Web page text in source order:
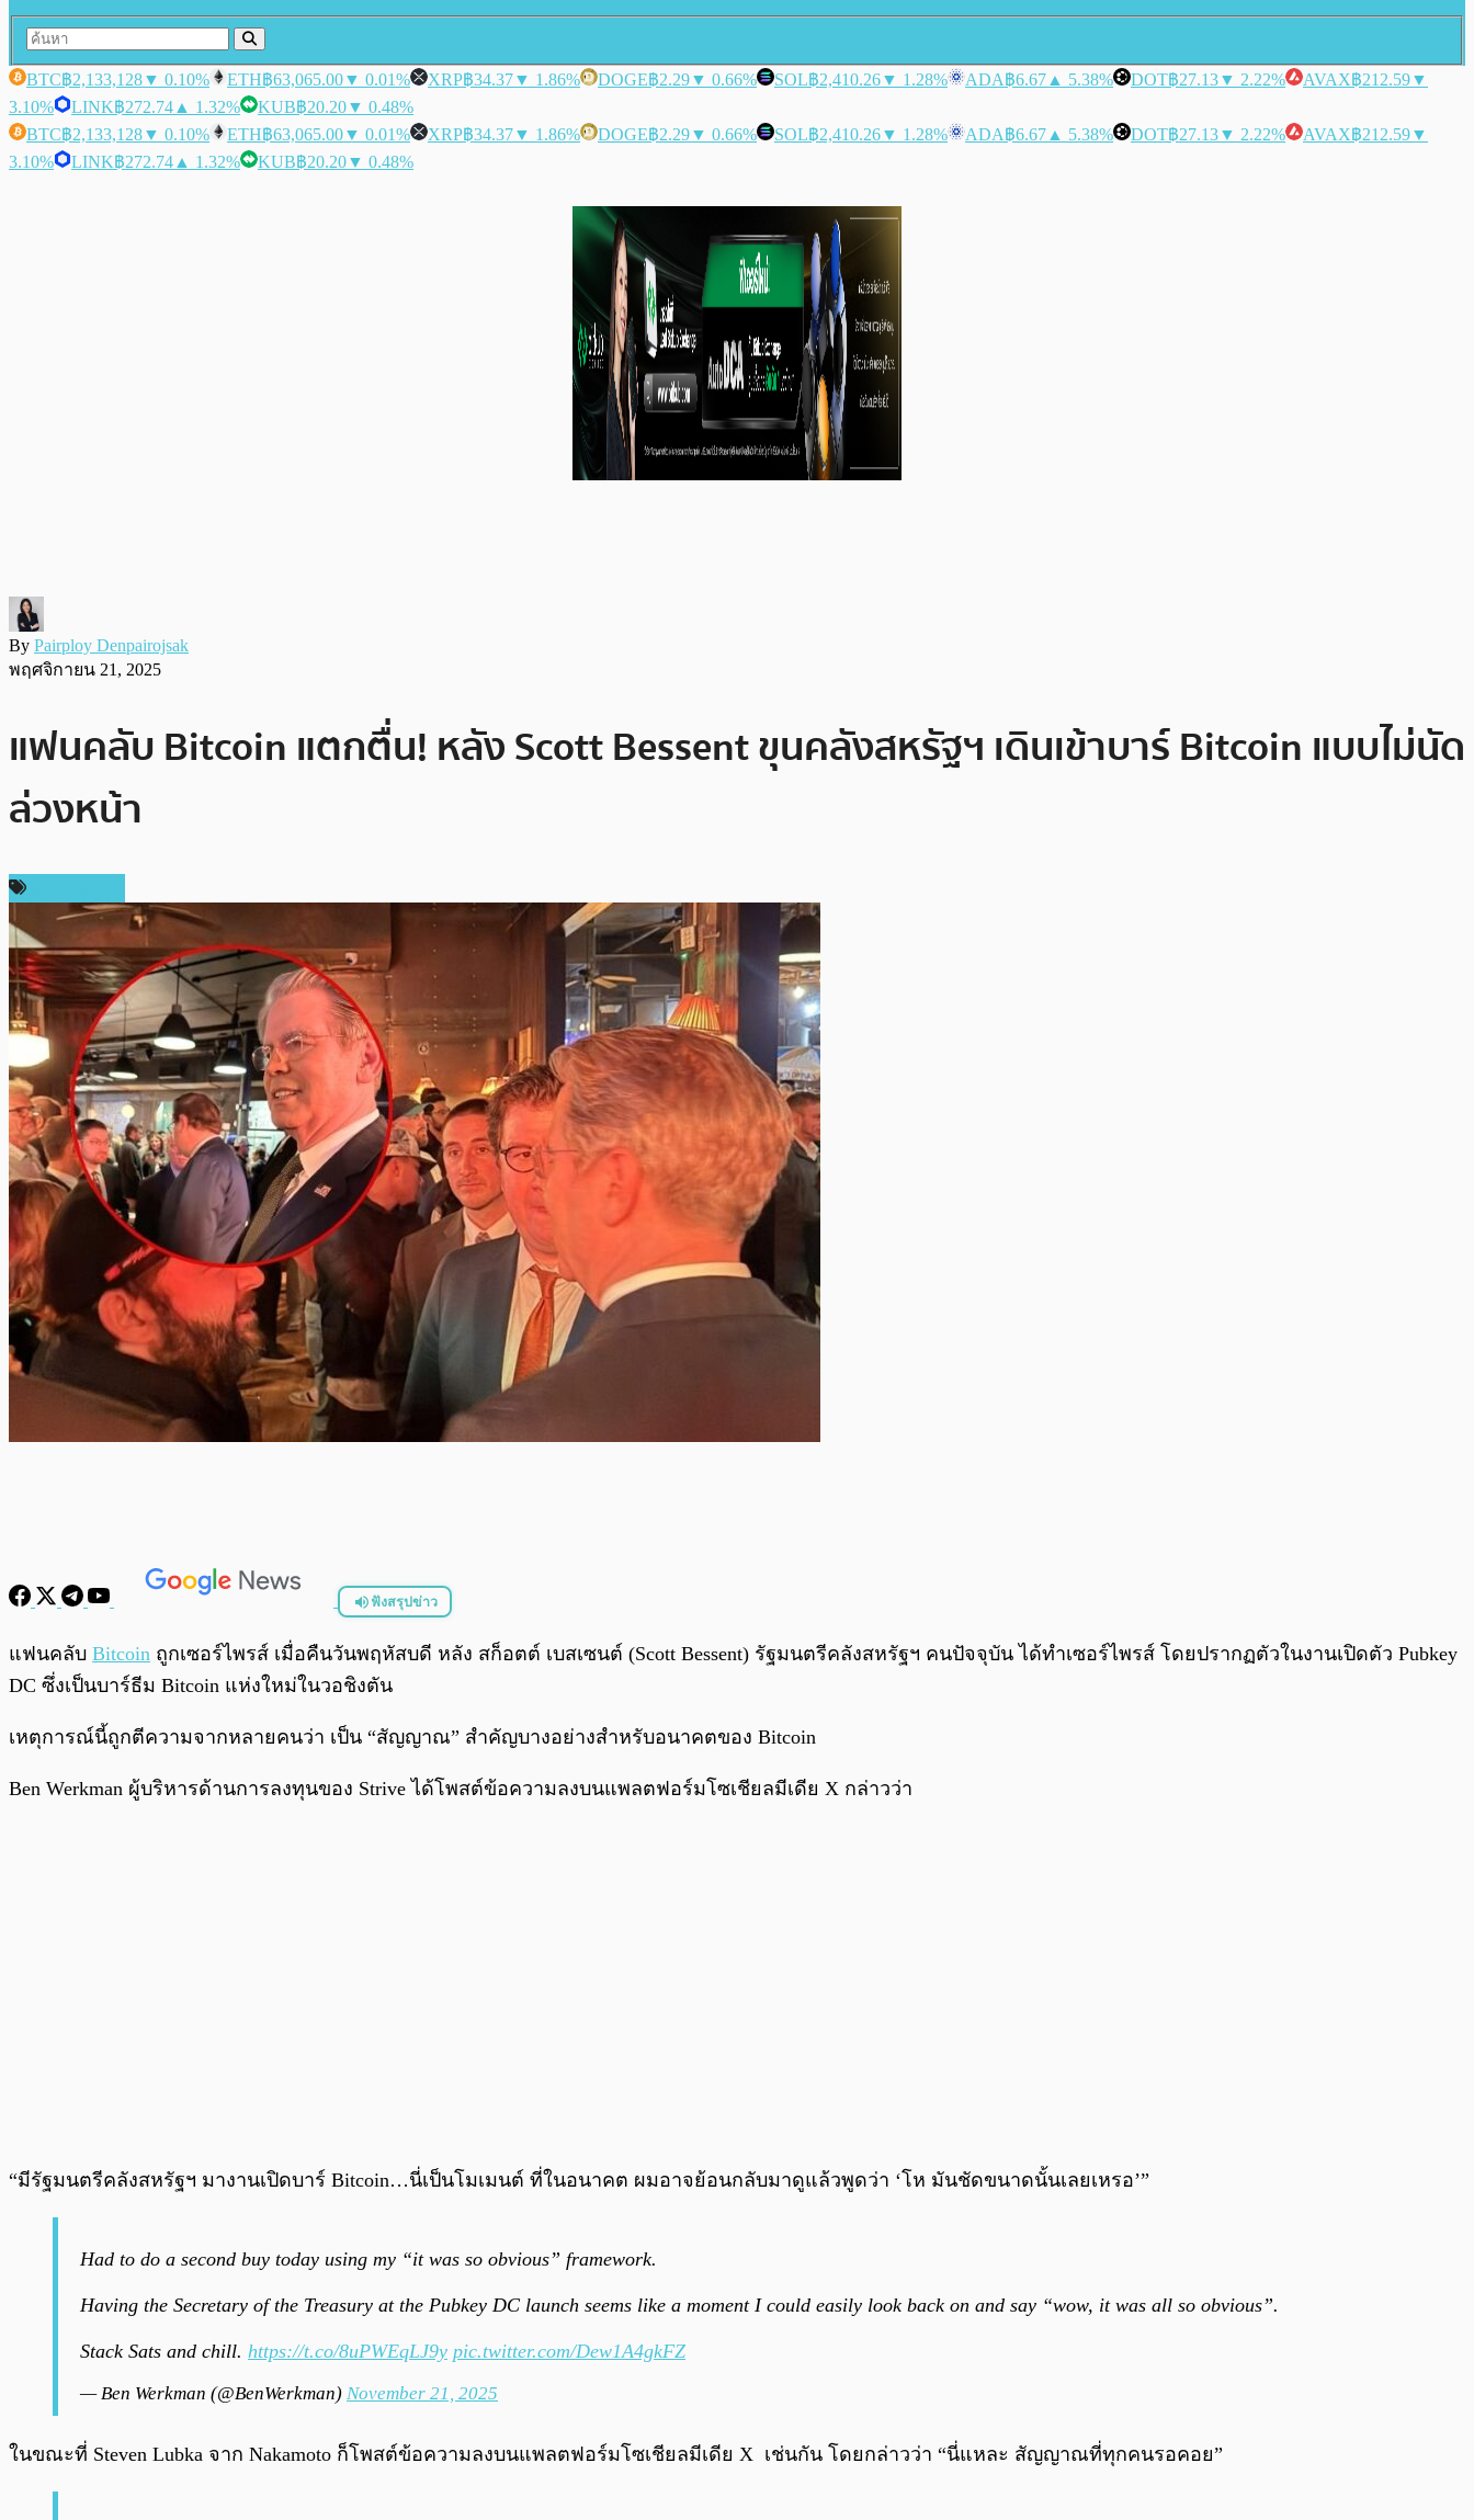
BTC฿2,133,128▼ 0.10% ETH฿63,065.00▼ 0.01% XRP฿34.37▼ 1.86% DOGE฿2.29▼ 0.66% SOL฿2,410.26▼ 1.28% ADA฿6.67 ▲ 5.38% DOT฿27.13▼ 2.22% AVAX฿212.59▼
3.10%
LINK฿272.74 ▲ 1.32% KUB฿20.20▼ 0.48%
BTC฿2,133,128▼ 0.10% ETH฿63,065.00▼ 0.01% XRP฿34.37▼ 1.86% DOGE฿2.29▼ 0.66% SOL฿2,410.26▼ 1.28% ADA฿6.67 ▲ 5.38% DOT฿27.13▼ 2.22% AVAX฿212.59▼
3.10%
LINK฿272.74 ▲ 1.32% KUB฿20.20▼ 0.48%
By Pairploy Denpairojsak
พฤศจิกายน 21, 2025
แฟนคลับ Bitcoin แตกตื่น! หลัง Scott Bessent ขุนคลังสหรัฐฯ เดินเข้าบาร์ Bitcoin แบบไม่นัด
ล่วงหน้า
ฟังสรุปข่าว
พร้อมเล่น / 0:00
แฟนคลับ Bitcoin ถูกเซอร์ไพรส์ เมื่อคืนวันพฤหัสบดี หลัง สก็อตต์ เบสเซนต์ (Scott Bessent) รัฐมนตรีคลังสหรัฐฯ คนปัจจุบัน ได้ทำเซอร์ไพรส์ โดยปรากฏตัวในงานเปิดตัว Pubkey
DC ซึ่งเป็นบาร์ธีม Bitcoin แห่งใหม่ในวอชิงตัน
เหตุการณ์นี้ถูกตีความจากหลายคนว่า เป็น “สัญญาณ” สำคัญบางอย่างสำหรับอนาคตของ Bitcoin
Ben Werkman ผู้บริหารด้านการลงทุนของ Strive ได้โพสต์ข้อความลงบนแพลตฟอร์มโซเชียลมีเดีย X กล่าวว่า
“มีรัฐมนตรีคลังสหรัฐฯ มางานเปิดบาร์ Bitcoin…นี่เป็นโมเมนต์ ที่ในอนาคต ผมอาจย้อนกลับมาดูแล้วพูดว่า ‘โห มันชัดขนาดนั้นเลยเหรอ’”
Had to do a second buy today using my “it was so obvious” framework.
Having the Secretary of the Treasury at the Pubkey DC launch seems like a moment I could easily look back on and say “wow, it was all so obvious”.
Stack Sats and chill. https://t.co/8uPWEqLJ9y pic.twitter.com/Dew1A4gkFZ
— Ben Werkman (@BenWerkman) November 21, 2025
ในขณะที่ Steven Lubka จาก Nakamoto ก็โพสต์ข้อความลงบนแพลตฟอร์มโซเชียลมีเดีย X เช่นกัน โดยกล่าวว่า “นี่แหละ สัญญาณที่ทุกคนรอคอย”